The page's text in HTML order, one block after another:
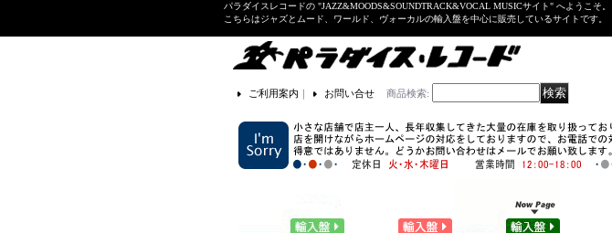
パラダイスレコードの "JAZZ&MOODS&SOUNDTRACK&VOCAL MUSICサイト" へようこそ。
こちらはジャズとムード、ワールド、ヴォーカルの輸入盤を中心に販売しているサイトです。
ご利用案内 ｜ お問い合せ 商品検索: